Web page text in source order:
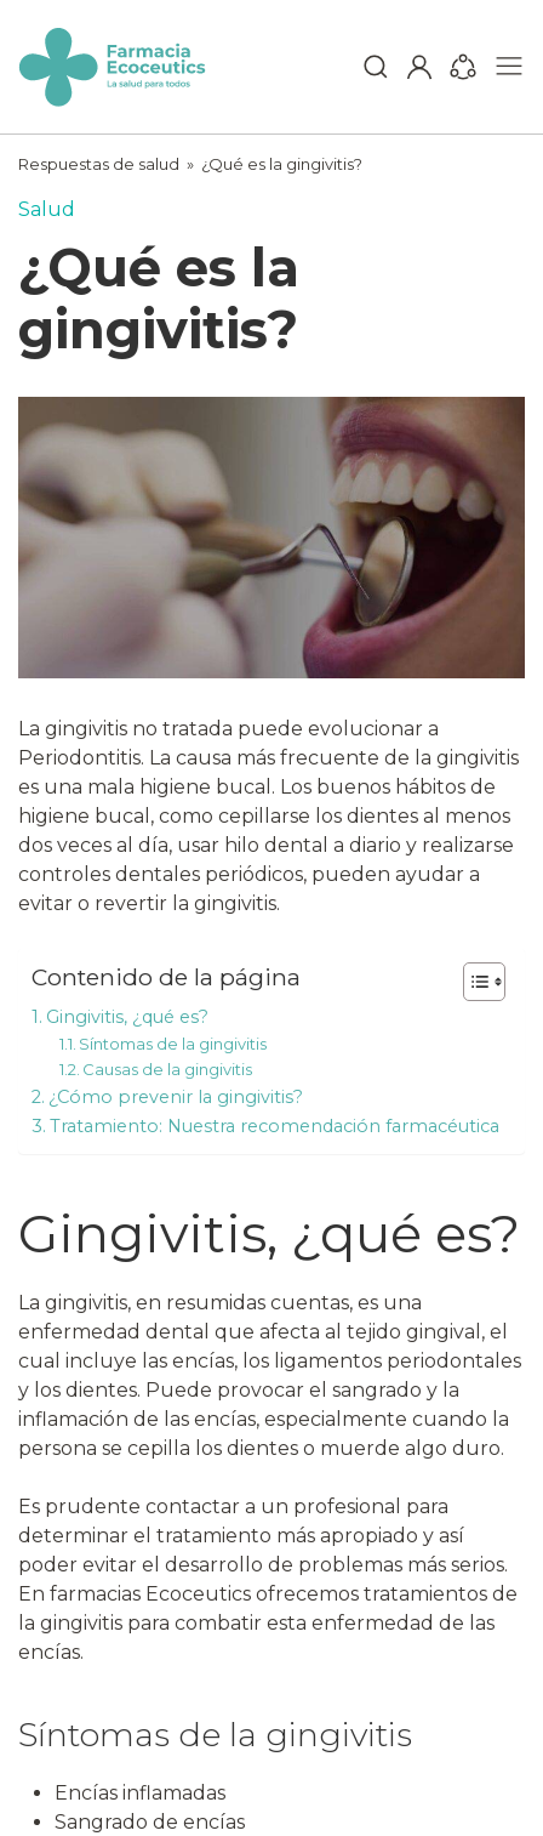
content
ecoceutics
Respuestas de salud » ¿Qué es la gingivitis?
Salud
¿Qué es la
gingivitis?
La gingivitis no tratada puede evolucionar a
Periodontitis. La causa más frecuente de la gingivitis
es una mala higiene bucal. Los buenos hábitos de
higiene bucal, como cepillarse los dientes al menos
dos veces al día, usar hilo dental a diario y realizarse
controles dentales periódicos, pueden ayudar a
evitar o revertir la gingivitis.
Contenido de la página
Gingivitis, ¿qué es?
Síntomas de la gingivitis
Causas de la gingivitis
¿Cómo prevenir la gingivitis?
Tratamiento: Nuestra recomendación farmacéutica
Gingivitis, ¿qué es?
La gingivitis, en resumidas cuentas, es una
enfermedad dental que afecta al tejido gingival, el
cual incluye las encías, los ligamentos periodontales
y los dientes. Puede provocar el sangrado y la
inflamación de las encías, especialmente cuando la
persona se cepilla los dientes o muerde algo duro.
Es prudente contactar a un profesional para
determinar el tratamiento más apropiado y así
poder evitar el desarrollo de problemas más serios.
En farmacias Ecoceutics ofrecemos tratamientos de
la gingivitis para combatir esta enfermedad de las
encías.
Síntomas de la gingivitis
Encías inflamadas
Sangrado de encías